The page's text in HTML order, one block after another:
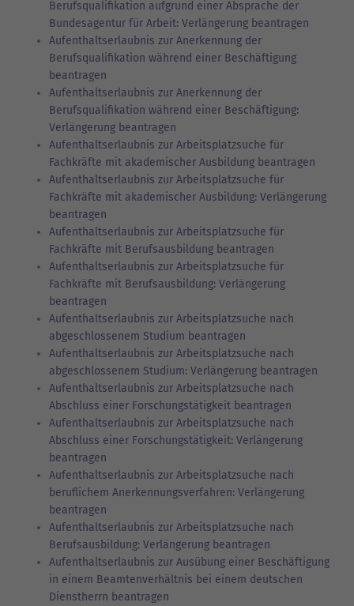
Berufsqualifikation aufgrund einer Absprache der
Bundesagentur für Arbeit: Verlängerung beantragen
Aufenthaltserlaubnis zur Anerkennung der
Berufsqualifikation während einer Beschäftigung
beantragen
Aufenthaltserlaubnis zur Anerkennung der
Berufsqualifikation während einer Beschäftigung:
Verlängerung beantragen
Aufenthaltserlaubnis zur Arbeitsplatzsuche für
Fachkräfte mit akademischer Ausbildung beantragen
Aufenthaltserlaubnis zur Arbeitsplatzsuche für
Fachkräfte mit akademischer Ausbildung: Verlängerung
beantragen
Aufenthaltserlaubnis zur Arbeitsplatzsuche für
Fachkräfte mit Berufsausbildung beantragen
Aufenthaltserlaubnis zur Arbeitsplatzsuche für
Fachkräfte mit Berufsausbildung: Verlängerung
beantragen
Aufenthaltserlaubnis zur Arbeitsplatzsuche nach
abgeschlossenem Studium beantragen
Aufenthaltserlaubnis zur Arbeitsplatzsuche nach
abgeschlossenem Studium: Verlängerung beantragen
Aufenthaltserlaubnis zur Arbeitsplatzsuche nach
Abschluss einer Forschungstätigkeit beantragen
Aufenthaltserlaubnis zur Arbeitsplatzsuche nach
Abschluss einer Forschungstätigkeit: Verlängerung
beantragen
Aufenthaltserlaubnis zur Arbeitsplatzsuche nach
beruflichem Anerkennungsverfahren: Verlängerung
beantragen
Aufenthaltserlaubnis zur Arbeitsplatzsuche nach
Berufsausbildung: Verlängerung beantragen
Aufenthaltserlaubnis zur Ausübung einer Beschäftigung
in einem Beamtenverhältnis bei einem deutschen
Dienstherrn beantragen